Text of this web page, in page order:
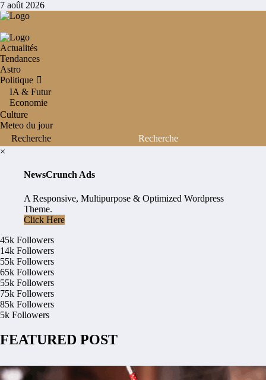
Aller
au
7 août 2026
Actualités
Tendances
Astro
Politique
IA & Futur
Economie
Culture
Meteo du jour
×
NewsCrunch Ads
A Responsive, Multipurpose & Optimized Wordpress
Theme.
Click Here
45k Followers
14k Followers
55k Followers
65k Followers
55k Followers
75k Followers
85k Followers
5k Followers
FEATURED POST